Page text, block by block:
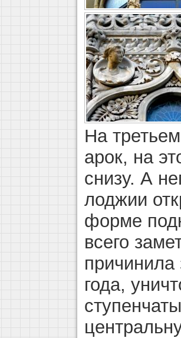
На
арок, на
снизу. А
лоджии
форме
всего
года,